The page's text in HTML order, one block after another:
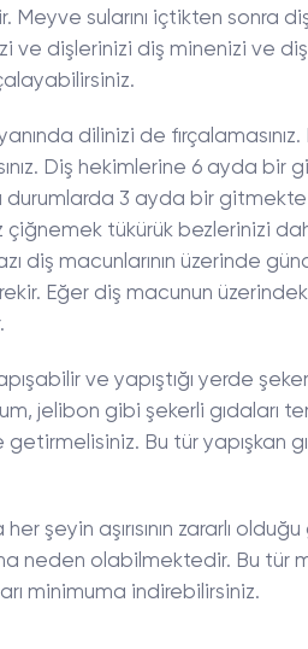
Meyve sularını içtikten sonra
ve dişlerinizi diş minenizi ve
dilinizi de fırçalamasınız.
Diş hekimlerine 6 ayda bir
durumlarda 3 ayda bir
çiğnemek tükürük bezlerinizi
diş macunlarının üzerinde
Eğer diş macunun
ve yapıştığı yerde
jelibon gibi şekerli gıdaları
getirmelisiniz. Bu tür yapışkan
şeyin aşırısının zararlı
neden olabilmektedir. Bu tür
minimuma indirebilirsiniz.